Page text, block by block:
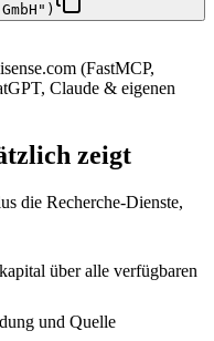
(FastMCP,
Claude & eigenen
zeigt
die Recherche-Dienste,
über alle verfügbaren
und Quelle